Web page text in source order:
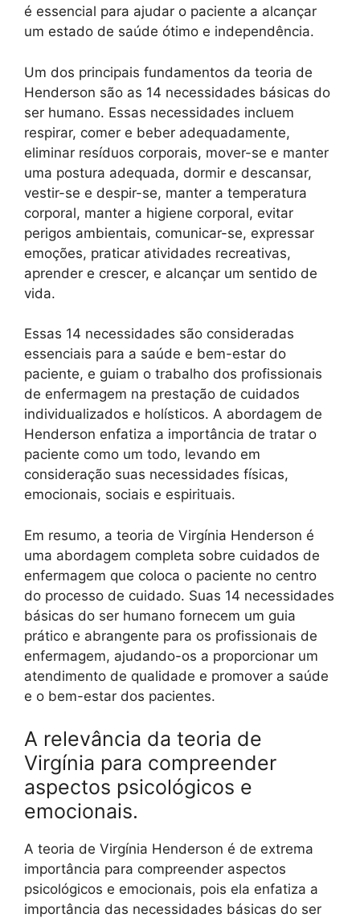
é essencial para ajudar o paciente a alcançar
um estado de saúde ótimo e independência.
Um dos principais fundamentos da teoria de
Henderson são as 14 necessidades básicas do
ser humano. Essas necessidades incluem
respirar, comer e beber adequadamente,
eliminar resíduos corporais, mover-se e manter
uma postura adequada, dormir e descansar,
vestir-se e despir-se, manter a temperatura
corporal, manter a higiene corporal, evitar
perigos ambientais, comunicar-se, expressar
emoções, praticar atividades recreativas,
aprender e crescer, e alcançar um sentido de
vida.
Essas 14 necessidades são consideradas
essenciais para a saúde e bem-estar do
paciente, e guiam o trabalho dos profissionais
de enfermagem na prestação de cuidados
individualizados e holísticos. A abordagem de
Henderson enfatiza a importância de tratar o
paciente como um todo, levando em
consideração suas necessidades físicas,
emocionais, sociais e espirituais.
Em resumo, a teoria de Virgínia Henderson é
uma abordagem completa sobre cuidados de
enfermagem que coloca o paciente no centro
do processo de cuidado. Suas 14 necessidades
básicas do ser humano fornecem um guia
prático e abrangente para os profissionais de
enfermagem, ajudando-os a proporcionar um
atendimento de qualidade e promover a saúde
e o bem-estar dos pacientes.
A relevância da teoria de
Virgínia para compreender
aspectos psicológicos e
emocionais.
A teoria de Virgínia Henderson é de extrema
importância para compreender aspectos
psicológicos e emocionais, pois ela enfatiza a
importância das necessidades básicas do ser